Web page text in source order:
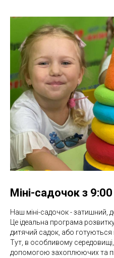
Міні-садочок з
Наш міні-садочок - затишний,
Це ідеальна програма
дитячий садок, або готуються
Тут, в особливому
допомогою захоплюючих та